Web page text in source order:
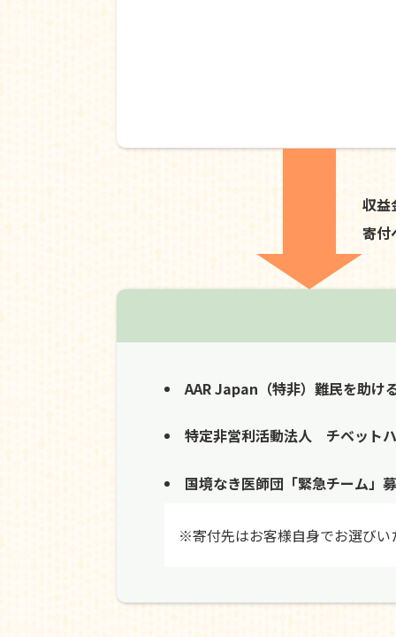
収益
寄付
AAR Japan（特非）難民を助け
特定非営利活動法人 チベット
国境なき医師団「緊急チーム」
※寄付先はお客様自身でお選びい